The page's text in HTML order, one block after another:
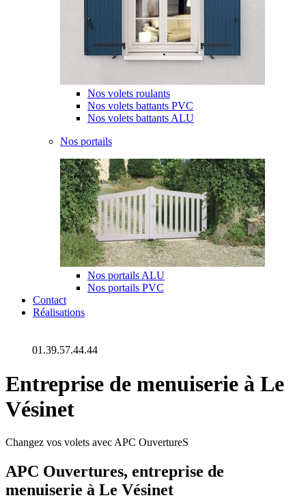
Nos volets roulants
Nos volets battants PVC
Nos volets battants ALU
Nos portails
Nos portails ALU
Nos portails PVC
Contact
Réalisations
01.39.57.44.44
Entreprise de menuiserie à Le
Vésinet
Changez vos volets avec APC OuvertureS
APC Ouvertures, entreprise de
menuiserie à Le Vésinet